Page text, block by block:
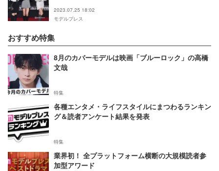
2023.07.25 18:02
モデルプレス
おすすめ特集
8月のカバーモデルは映画「ブルーロック」の高橋
文哉
特集
各種エンタメ・ライフスタイルにまつわるランキン
グ＆読者アンケート結果を発表
特集
業界初！ 全プラットフォーム横断の大規模読者参
加型アワード